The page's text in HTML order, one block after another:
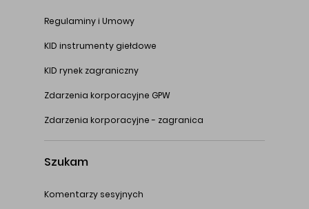
Regulaminy i Umowy
KID instrumenty giełdowe
KID rynek zagraniczny
Zdarzenia korporacyjne GPW
Zdarzenia korporacyjne - zagranica
Szukam
Komentarzy sesyjnych